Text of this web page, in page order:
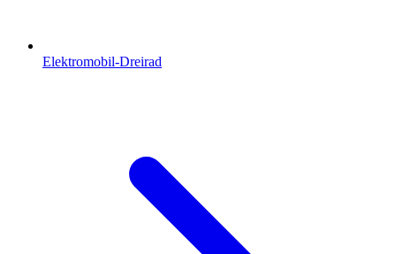
Elektromobil-Dreirad